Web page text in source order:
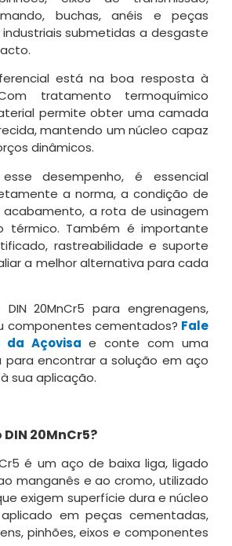
buchas, anéis e peças
submetidas a desgaste
está na boa resposta à
tratamento termoquímico
permite obter uma camada
mantendo um núcleo capaz
dinâmicos.
desempenho, é essencial
a norma, a condição de
a rota de usinagem
Também é importante
rastreabilidade e suporte
a melhor alternativa para cada
20MnCr5 para engrenagens,
componentes cementados? Fale
Açovisa e conte com uma
para encontrar a solução em aço
sua aplicação.
DIN 20MnCr5?
é um aço de baixa liga, ligado
manganês e ao cromo, utilizado
exigem superfície dura e núcleo
em peças cementadas,
pinhões, eixos e componentes